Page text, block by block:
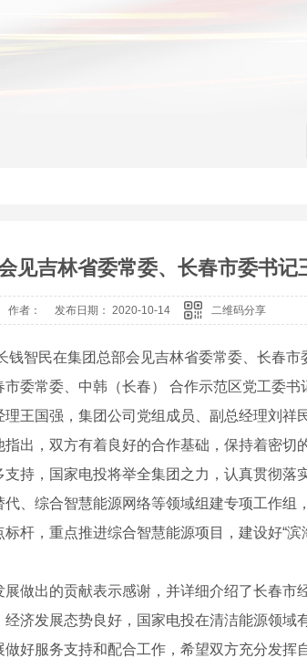
见吉林省委常委、长春市委书记
作者： 发布日期： 2020-10-14 二维码分享
钱智民在集团总部会见吉林省委常委、长春
委常委、中韩（长春） 合作示范区党工委
王国强，集团公司党组成员、副总经理刘祥
出，双方有着良好的合作基础，保持着密切
持，国家电投将举全集团之力，认真贯彻落
、综合智慧能源网络等领域组建专项工作组
杆，重点推进综合智慧能源项目，建设好“
做出的贡献表示感谢，并详细介绍了长春市
济发展态势良好，国家电投在清洁能源领域
好服务支持和配合工作，希望双方充分发挥